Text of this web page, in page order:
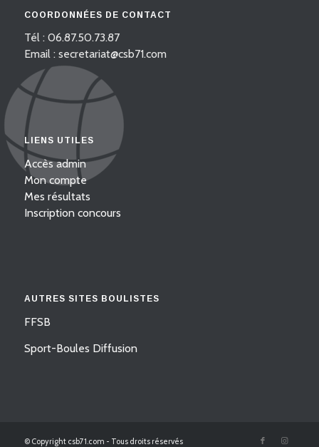
COORDONNÉES DE CONTACT
Tél : 06.87.50.73.87
Email : secretariat@csb71.com
LIENS UTILES
Accès admin
Mon compte
Mes résultats
Inscription concours
AUTRES SITES BOULISTES
FFSB
Sport-Boules Diffusion
© Copyright csb71.com - Tous droits réservés